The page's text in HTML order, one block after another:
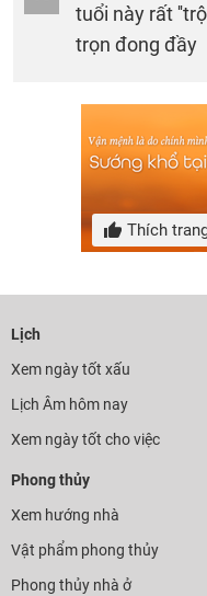
tuổi này rất
trọn đong đầy
Thích
Lịch
Xem ngày tốt xấu
Lịch Âm hôm nay
Xem ngày tốt cho việc
Phong thủy
Xem hướng nhà
Vật phẩm phong thủy
Phong thủy nhà ở